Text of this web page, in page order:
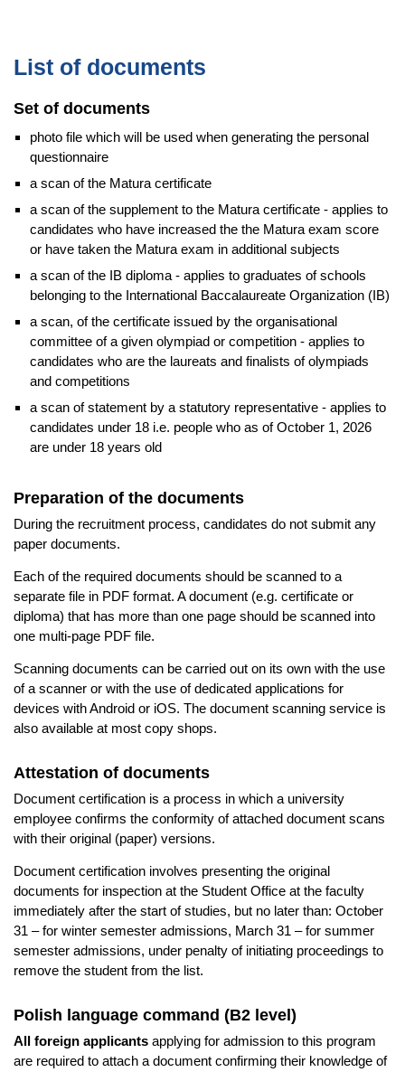
List of documents
Set of documents
photo file which will be used when generating the personal
questionnaire
a scan of the Matura certificate
a scan of the supplement to the Matura certificate - applies to
candidates who have increased the the Matura exam score
or have taken the Matura exam in additional subjects
a scan of the IB diploma - applies to graduates of schools
belonging to the International Baccalaureate Organization (IB)
a scan, of the certificate issued by the organisational
committee of a given olympiad or competition - applies to
candidates who are the laureats and finalists of olympiads
and competitions
a scan of statement by a statutory representative - applies to
candidates under 18 i.e. people who as of October 1, 2026
are under 18 years old
Preparation of the documents
During the recruitment process, candidates do not submit any
paper documents.
Each of the required documents should be scanned to a
separate file in PDF format. A document (e.g. certificate or
diploma) that has more than one page should be scanned into
one multi-page PDF file.
Scanning documents can be carried out on its own with the use
of a scanner or with the use of dedicated applications for
devices with Android or iOS. The document scanning service is
also available at most copy shops.
Attestation of documents
Document certification is a process in which a university
employee confirms the conformity of attached document scans
with their original (paper) versions.
Document certification involves presenting the original
documents for inspection at the Student Office at the faculty
immediately after the start of studies, but no later than: October
31 – for winter semester admissions, March 31 – for summer
semester admissions, under penalty of initiating proceedings to
remove the student from the list.
Polish language command (B2 level)
All foreign applicants applying for admission to this program
are required to attach a document confirming their knowledge of